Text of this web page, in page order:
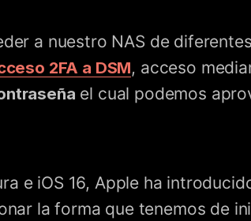
a nuestro NAS de
2FA a DSM, acceso
el cual podemos
e iOS 16, Apple ha
la forma que tenemos de